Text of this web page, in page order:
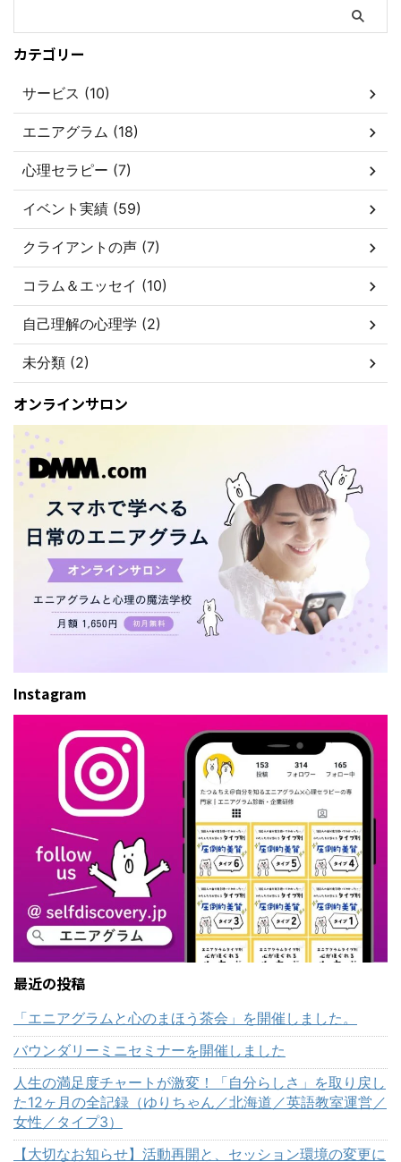
カテゴリー
サービス (10)
エニアグラム (18)
心理セラピー (7)
イベント実績 (59)
クライアントの声 (7)
コラム＆エッセイ (10)
自己理解の心理学 (2)
未分類 (2)
オンラインサロン
Instagram
最近の投稿
「エニアグラムと心のまほう茶会」を開催しました。
バウンダリーミニセミナーを開催しました
人生の満足度チャートが激変！「自分らしさ」を取り戻し
た12ヶ月の全記録（ゆりちゃん／北海道／英語教室運営／
女性／タイプ3）
【大切なお知らせ】活動再開と、セッション環境の変更に